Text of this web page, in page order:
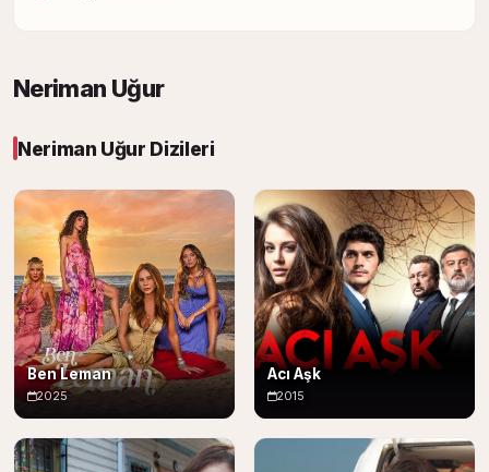
Neriman Uğur
Neriman Uğur Dizileri
Ben Leman
2025
Acı Aşk
2015